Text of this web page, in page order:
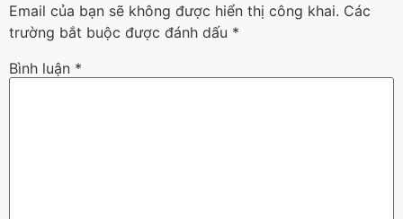
Email của bạn sẽ không được hiển thị công khai. Các
trường bắt buộc được đánh dấu *
Bình luận *